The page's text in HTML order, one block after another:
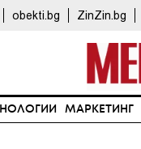
obekti.bg ZinZin.bg
МАРКЕТИНГ